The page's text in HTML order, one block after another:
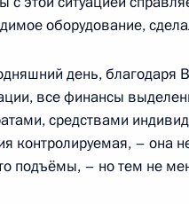
2022 года, 14:10 Москва,
2022 года, вторник
оборудование,
день, благодаря
все финансы
средствами
контролируемая, – она
подъёмы, – но тем не